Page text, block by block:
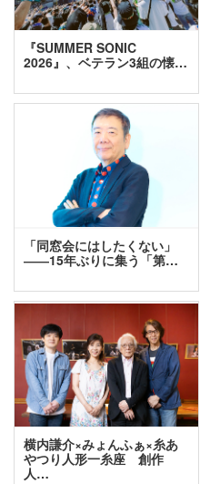
『SUMMER SONIC
2026』、ベテラン3組の懐…
「同窓会にはしたくない」
――15年ぶりに集う「第…
横内謙介×みょんふぁ×糸あ
やつり人形一糸座 創作
人…